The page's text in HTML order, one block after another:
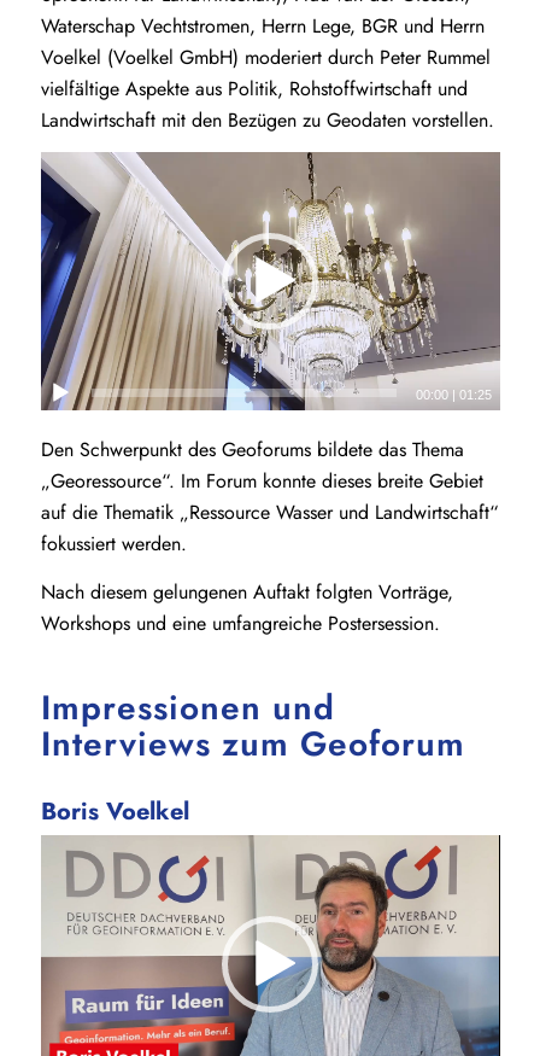
Waterschap Vechtstromen, Herrn Lege, BGR und Herrn
Voelkel (Voelkel GmbH) moderiert durch Peter Rummel
vielfältige Aspekte aus Politik, Rohstoffwirtschaft und
Landwirtschaft mit den Bezügen zu Geodaten vorstellen.
00:00 |01:25
Den Schwerpunkt des Geoforums bildete das Thema
„Georessource“. Im Forum konnte dieses breite Gebiet
auf die Thematik „Ressource Wasser und Landwirtschaft“
fokussiert werden.
Nach diesem gelungenen Auftakt folgten Vorträge,
Workshops und eine umfangreiche Postersession.
Impressionen und
Interviews zum Geoforum
Boris Voelkel